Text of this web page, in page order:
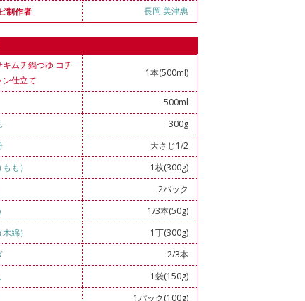
制作者
長岡 美津惠
キムチ鍋つゆ コチ
ン仕立て
1本(500ml)
500ml
300g
大さじ1/2
も）
1枚(300g)
2パック
1/3本(50g)
綿）
1丁(300g)
2/3本
1袋(150g)
1パック(100g)